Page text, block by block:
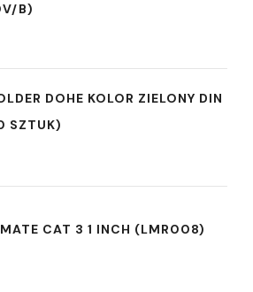
B)
DOHE KOLOR ZIELONY DIN
SZTUK)
CAT 3 1 INCH (LMR008)